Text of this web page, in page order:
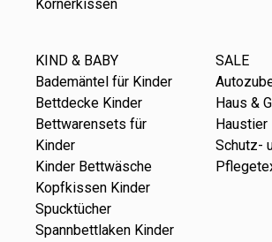
Körnerkissen
KIND & BABY
Bademäntel für Kinder
Bettdecke Kinder
Bettwarensets für
Kinder
Kinder Bettwäsche
Kopfkissen Kinder
Spucktücher
Spannbettlaken Kinder
SALE
Haus &
Haustier
Schutz-